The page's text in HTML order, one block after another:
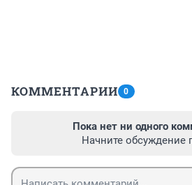
КОММЕНТАРИИ 0
Пока нет ни одного
Начните обсуждение